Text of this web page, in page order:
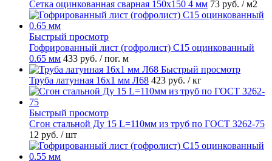
Сетка оцинкованная сварная 150х150 4 мм 73 руб. / м2
Быстрый просмотр
Гофрированный лист (гофролист) С15 оцинкованный
0.65 мм 433 руб. / пог. м
Быстрый просмотр
Труба латунная 16х1 мм Л68 423 руб. / кг
Быстрый просмотр
Сгон стальной Ду 15 L=110мм из труб по ГОСТ 3262-75
12 руб. / шт